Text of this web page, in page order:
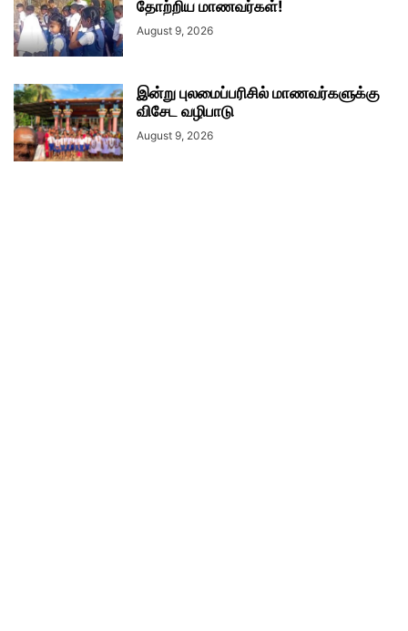
தோற்றிய மாணவர்கள்!
August 9, 2026
இன்று புலமைப்பரிசில் மாணவர்களுக்கு
விசேட வழிபாடு
August 9, 2026